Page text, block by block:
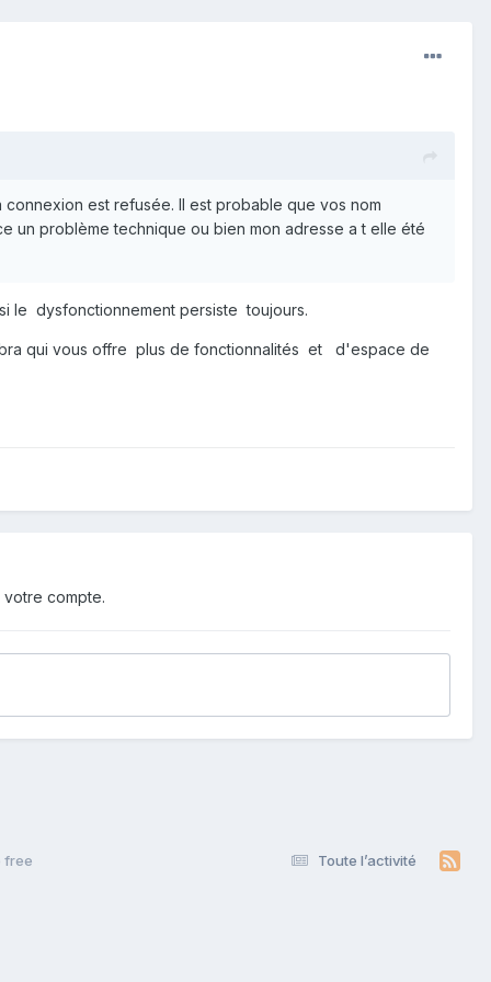
est refusée. Il est probable que vos nom
un problème technique ou bien mon adresse a t elle été
si le dysfonctionnement persiste toujours.
qui vous offre plus de fonctionnalités et d'espace de
compte.
Toute l’activité
free